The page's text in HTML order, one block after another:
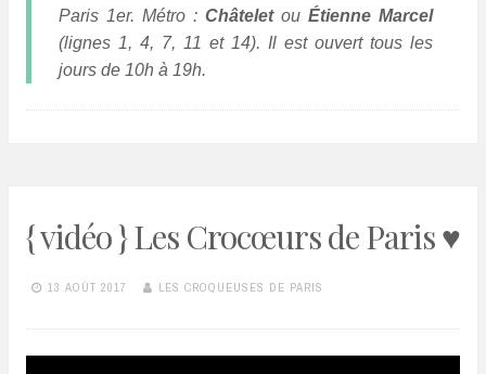
Paris 1er. Métro : Châtelet ou Étienne Marcel
(lignes 1, 4, 7, 11 et 14). Il est ouvert tous les
jours de 10h à 19h.
{ vidéo } Les Crocœurs de Paris ♥
13 AOÛT 2017 LES CROQUEUSES DE PARIS